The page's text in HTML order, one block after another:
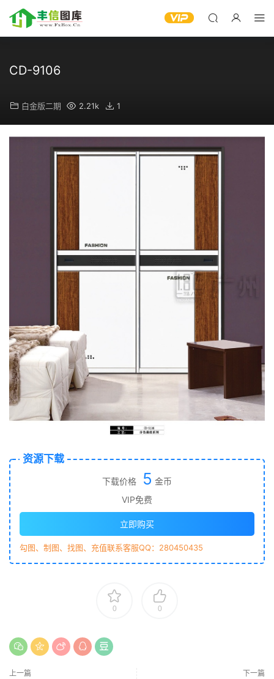
CD-9106
白金版二期 2.21k 1
资源下载
下载价格 5 金币
VIP免费
立即购买
勾图、制图、找图、充值联系客服QQ：280450435
0 0
上一篇 下一篇